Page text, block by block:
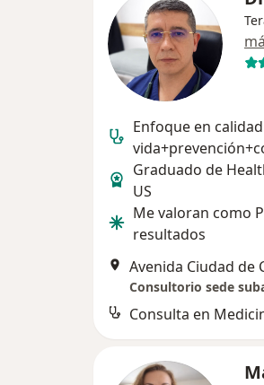
Enfoque en
Graduado de
US
Me valoran como
resultados
Avenida Ciudad de
Consultorio sede
Consulta en